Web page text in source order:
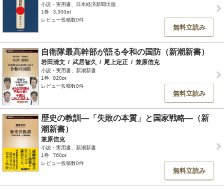
小説・実用書、日本経済新聞出版
1巻
3,300pt
レビュー投稿数0件
無料立読み
自衛隊最高幹部が語る令和の国防（新潮新書）
岩田清文 / 武居智久 / 尾上定正 / 兼原信克
小説・実用書、新潮新書
1巻
820pt
レビュー投稿数0件
無料立読み
歴史の教訓―「失敗の本質」と国家戦略―（新
潮新書）
兼原信克
小説・実用書、新潮新書
1巻
760pt
レビュー投稿数0件
無料立読み